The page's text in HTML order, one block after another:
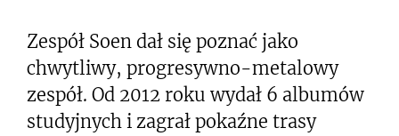
Zespół Soen dał się poznać jako
chwytliwy, progresywno-metalowy
zespół. Od 2012 roku wydał 6 albumów
studyjnych i zagrał pokaźne trasy